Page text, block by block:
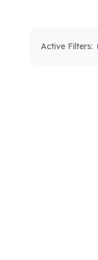
Active Filters: